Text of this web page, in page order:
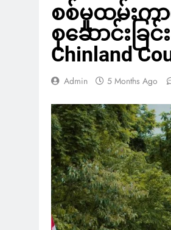
စစ်မှုထမ်းက
စုဆောင်းခြ
Chinland
Admin 5 Months Ago